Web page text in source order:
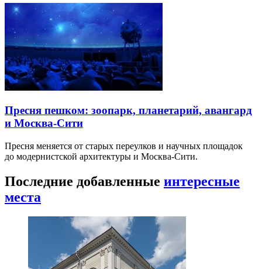
Пресня пешком: зоопарк, планетарий, авангард
и Москва-Сити
Пресня меняется от старых переулков и научных площадок
до модернистской архитектуры и Москва-Сити.
Последние добавленные интересные
места